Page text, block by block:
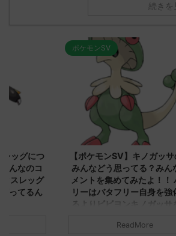
続きを
ッグにつ
んなのコ
スレッグ
ってるん
ポケモンSV
【ポケモンSV】キノガッ
みんなどう思ってる？みん
メントを集めてみたよ！！
リーはバタフリー自身を強
るよりビビヨンキノガッサ
みんなは「キノガッサ」につ
ReadMore